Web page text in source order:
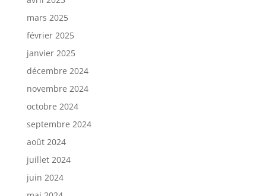
mars 2025
février 2025
janvier 2025
décembre 2024
novembre 2024
octobre 2024
septembre 2024
août 2024
juillet 2024
juin 2024